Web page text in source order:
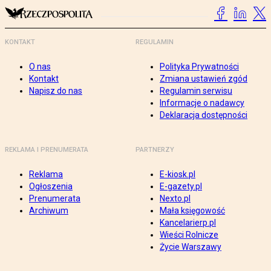
KONTAKT
O nas
Kontakt
Napisz do nas
REGULAMIN
Polityka Prywatności
Zmiana ustawień zgód
Regulamin serwisu
Informacje o nadawcy
Deklaracja dostępności
REKLAMA I PRENUMERATA
Reklama
Ogłoszenia
Prenumerata
Archiwum
PARTNERZY
E-kiosk.pl
E-gazety.pl
Nexto.pl
Mała księgowość
Kancelarierp.pl
Wieści Rolnicze
Życie Warszawy